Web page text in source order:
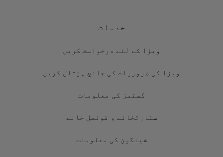
خدمات
ویزا کے لئے درخواست کریں
ویزا کی ضروریات کی جانچ پڑتال کریں
کسٹمز کی معلومات
سفارتخانے و قونصل خانے
شینگین کی معلومات